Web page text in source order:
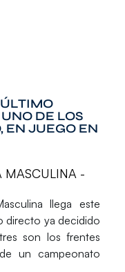
DE LOS
EN JUEGO EN
MASCULINA -
llega este
directo ya decidido
son los frentes
un campeonato